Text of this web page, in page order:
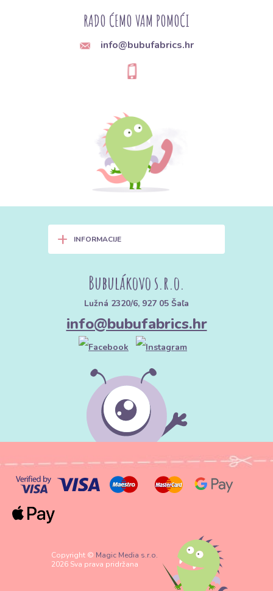
RADO ĆEMO VAM POMOĆI
info@bubufabrics.hr
+ INFORMACIJE
Bubulákovo s.r.o.
Lužná 2320/6, 927 05 Šaľa
info@bubufabrics.hr
Copyright © Magic Media s.r.o.
2026 Sva prava pridržana